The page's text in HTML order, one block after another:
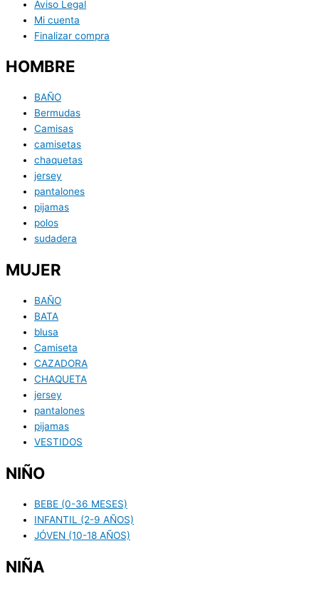
Aviso Legal
Mi cuenta
Finalizar compra
HOMBRE
BAÑO
Bermudas
Camisas
camisetas
chaquetas
jersey
pantalones
pijamas
polos
sudadera
MUJER
BAÑO
BATA
blusa
Camiseta
CAZADORA
CHAQUETA
jersey
pantalones
pijamas
VESTIDOS
NIÑO
BEBE (0-36 MESES)
INFANTIL (2-9 AÑOS)
JÓVEN (10-18 AÑOS)
NIÑA